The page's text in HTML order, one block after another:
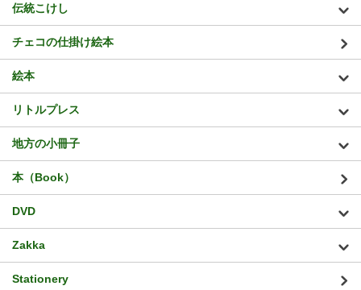
伝統こけし
チェコの仕掛け絵本
絵本
リトルプレス
地方の小冊子
本（Book）
DVD
Zakka
Stationery